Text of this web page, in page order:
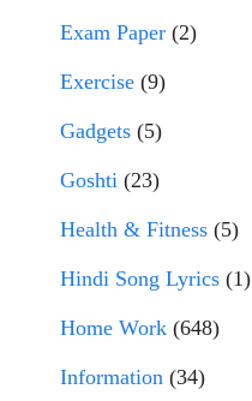
Exam Paper (2)
Exercise (9)
Gadgets (5)
Goshti (23)
Health & Fitness (5)
Hindi Song Lyrics (1)
Home Work (648)
Information (34)